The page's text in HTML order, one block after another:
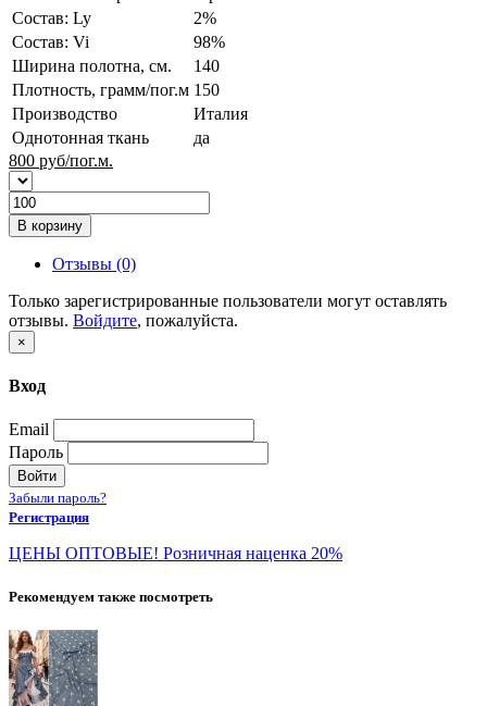
Состав: Ly
2%
Состав: Vi
98%
Ширина полотна, см.
140
Плотность, грамм/пог.м 150
Производство
Италия
Однотонная ткань
да
800 руб/пог.м.
В корзину
Отзывы (0)
Только зарегистрированные пользователи могут оставлять
отзывы. Войдите, пожалуйста.
×
Вход
Email
Пароль
Войти
Забыли пароль?
Регистрация
ЦЕНЫ ОПТОВЫЕ! Розничная наценка 20%
Рекомендуем также посмотреть